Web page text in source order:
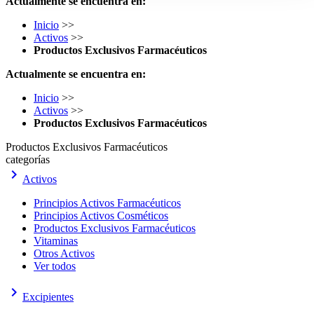
Inicio >>
Activos >>
Productos Exclusivos Farmacéuticos
Actualmente se encuentra en:
Inicio >>
Activos >>
Productos Exclusivos Farmacéuticos
Productos Exclusivos Farmacéuticos
categorías
keyboard_arrow_right Activos
Principios Activos Farmacéuticos
Principios Activos Cosméticos
Productos Exclusivos Farmacéuticos
Vitaminas
Otros Activos
Ver todos
keyboard_arrow_right Excipientes